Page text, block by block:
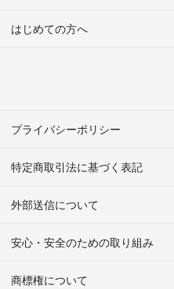
はじめての方へ
プライバシーポリシー
特定商取引法に基づく表記
外部送信について
安心・安全のための取り組み
商標権について